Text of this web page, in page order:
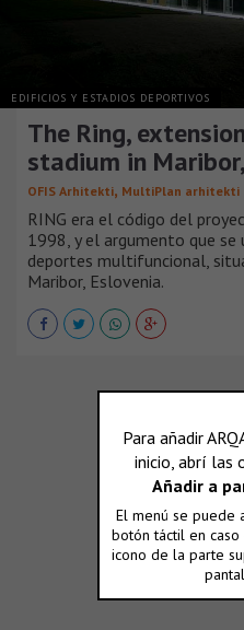
EDIFICIOS Y ESTADIOS DEPORTIVOS
The Ring,
stadium in
OFIS Arhitekti, MultiPlan arhitekti
RING era el código del
1998, y el argumento que
deportes multifuncional,
Maribor, Eslovenia.